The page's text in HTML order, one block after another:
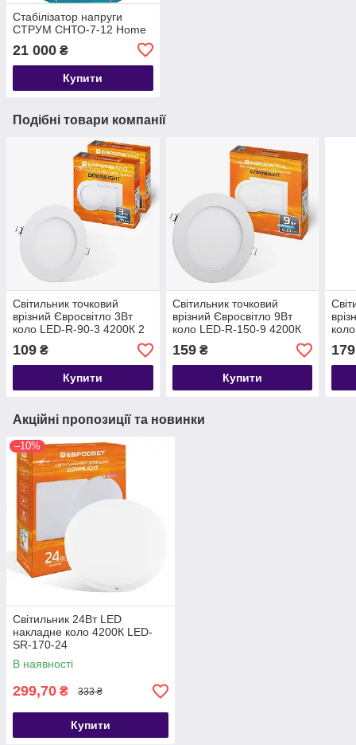
Стабілізатор напруги
СТРУМ СНТО-7-12 Home
21 000 ₴
Купити
Подібні товари компанії
Світильник точковий
врізний Євросвітло 3Вт
коло LED-R-90-3 4200К 2
шт
109 ₴
Купити
Світильник точковий
врізний Євросвітло 9Вт
коло LED-R-150-9 4200К
159₴
Купити
179
Акційні пропозиції та новинки
–10%
Світильник 24Вт LED
накладне коло 4200К LED-
SR-170-24
В наявності
299,70 ₴ 333 ₴
Купити